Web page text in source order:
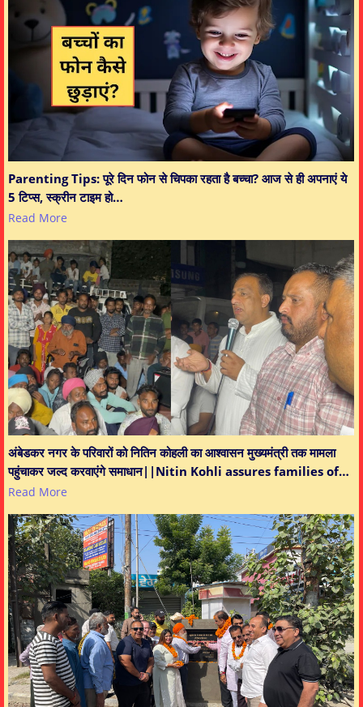
Parenting Tips: पूरे दिन फोन से चिपका रहता है बच्चा? आज से ही अपनाएं ये
5 टिप्स, स्क्रीन टाइम हो…
Read More
अंबेडकर नगर के परिवारों को नितिन कोहली का आश्वासन मुख्यमंत्री तक मामला
पहुंचाकर जल्द करवाएंगे समाधान||Nitin Kohli assures families of…
Read More